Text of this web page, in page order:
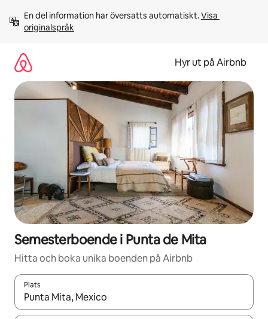
innehåll
En del information har översatts automatiskt. Visa
originalspråk
Hyr ut på Airbnb
Semesterboende i Punta de Mita
Hitta och boka unika boenden på Airbnb
Plats
När resultaten är tillgängliga kan du navigera med upp- och